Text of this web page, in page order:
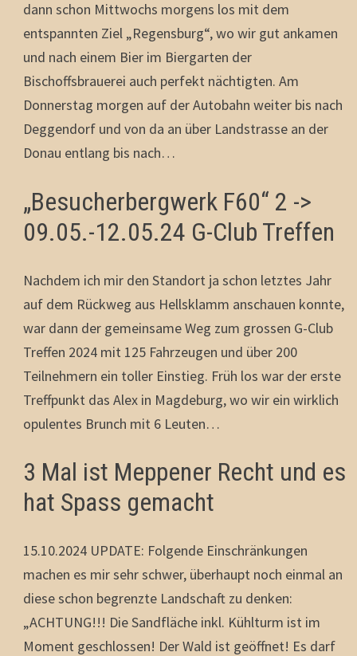
dann schon Mittwochs morgens los mit dem
entspannten Ziel „Regensburg“, wo wir gut ankamen
und nach einem Bier im Biergarten der
Bischoffsbrauerei auch perfekt nächtigten. Am
Donnerstag morgen auf der Autobahn weiter bis nach
Deggendorf und von da an über Landstrasse an der
Donau entlang bis nach…
„Besucherbergwerk F60“ 2 ->
09.05.-12.05.24 G-Club Treffen
Nachdem ich mir den Standort ja schon letztes Jahr
auf dem Rückweg aus Hellsklamm anschauen konnte,
war dann der gemeinsame Weg zum grossen G-Club
Treffen 2024 mit 125 Fahrzeugen und über 200
Teilnehmern ein toller Einstieg. Früh los war der erste
Treffpunkt das Alex in Magdeburg, wo wir ein wirklich
opulentes Brunch mit 6 Leuten…
3 Mal ist Meppener Recht und es
hat Spass gemacht
15.10.2024 UPDATE: Folgende Einschränkungen
machen es mir sehr schwer, überhaupt noch einmal an
diese schon begrenzte Landschaft zu denken:
„ACHTUNG!!! Die Sandfläche inkl. Kühlturm ist im
Moment geschlossen! Der Wald ist geöffnet! Es darf